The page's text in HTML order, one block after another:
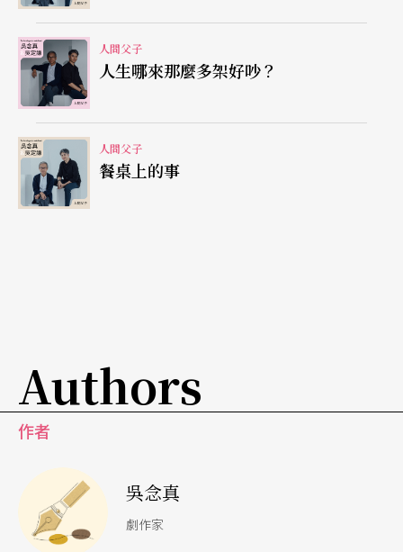
日常裡依然重要的小事
真：我前陣子跟柯一正說，不知道我還能不能寫到
《人間條件
（笑）。雖說如此，我常覺得真正的遺憾並不在於
什麼作品寫完了沒有。人到這個年紀，我現在最大
的祈願，好像就只剩下孫子——每天看著他的照片
次——你常說可以理解阿公那個時候揮手、要孫子
不要看他虛弱的樣子，但如果物換星移，此刻上演
類似的狀況，我無論如何都會拉著兒子過去看著你
真：這我也知道，無論你期待的走向是什麼，該被
人間父子
人生哪來那麼多架好吵？
人間父子
餐桌上的事
Authors
作者
吳念真
劇作家